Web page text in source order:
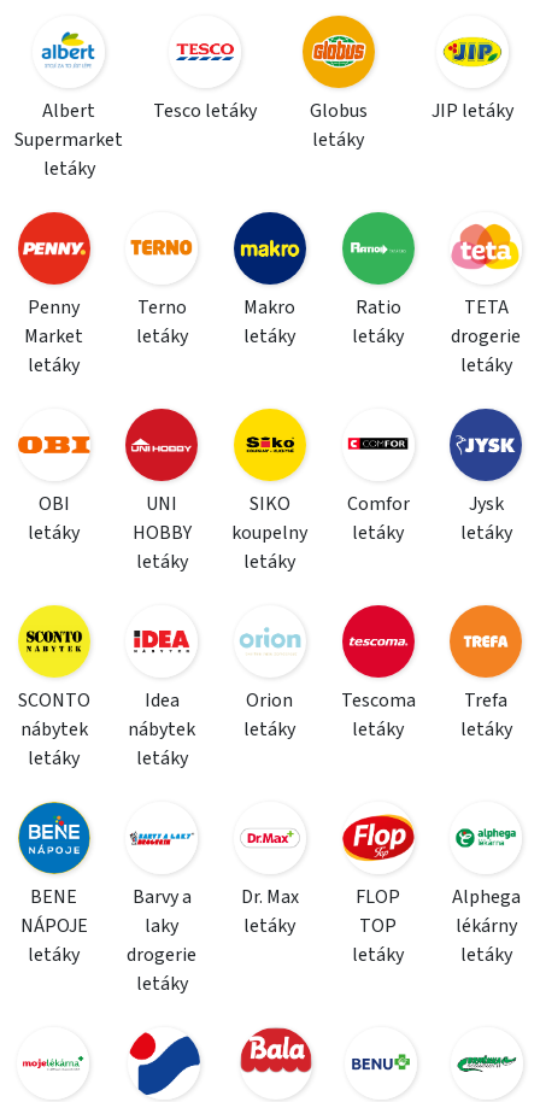
Albert
Supermarket
letáky
Tesco letáky
Globus
letáky
JIP letáky
Penny
Market
letáky
Terno
letáky
Makro
letáky
Ratio
letáky
TETA
drogerie
letáky
OBI
letáky
UNI
HOBBY
letáky
SIKO
koupelny
letáky
Comfor
letáky
Jysk
letáky
SCONTO
nábytek
letáky
Idea
nábytek
letáky
Orion
letáky
Tescoma
letáky
Trefa
letáky
BENE
NÁPOJE
letáky
Barvy a
laky
drogerie
letáky
Dr. Max
letáky
FLOP
TOP
letáky
Alphega
lékárny
letáky